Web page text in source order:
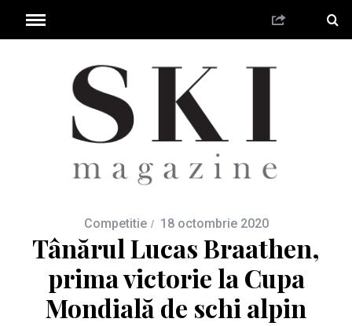
Competitie 18 octombrie 2020
Tânărul Lucas Braathen,
prima victorie la Cupa
Mondială de schi alpin